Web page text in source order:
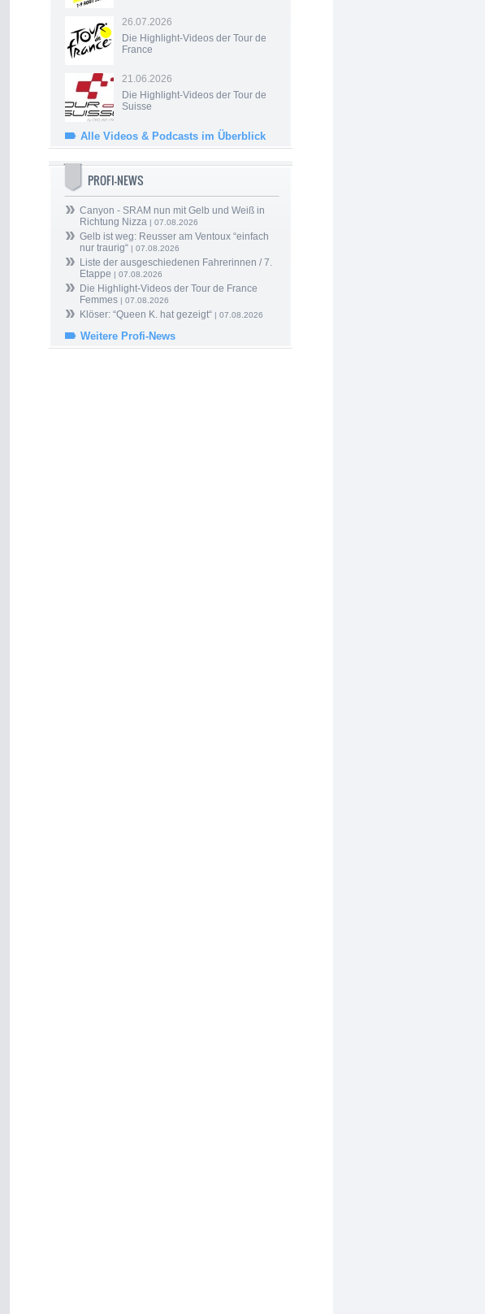
26.07.2026
Die Highlight-Videos der Tour de
France
21.06.2026
Die Highlight-Videos der Tour de
Suisse
Alle Videos & Podcasts im Überblick
PROFI-NEWS
Canyon - SRAM nun mit Gelb und Weiß in
Richtung Nizza | 07.08.2026
Gelb ist weg: Reusser am Ventoux “einfach
nur traurig“ | 07.08.2026
Liste der ausgeschiedenen Fahrerinnen / 7.
Etappe | 07.08.2026
Die Highlight-Videos der Tour de France
Femmes | 07.08.2026
Klöser: “Queen K. hat gezeigt“ | 07.08.2026
Weitere Profi-News